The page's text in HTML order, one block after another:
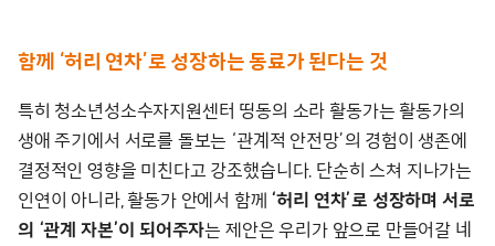
함께 ‘허리 연차’로 성장하는 동료가 된다는 것
특히 청소년성소수자지원센터 띵동의 소라 활동가는 활동가의
생애 주기에서 서로를 돌보는 ‘관계적 안전망’의 경험이 생존에
결정적인 영향을 미친다고 강조했습니다. 단순히 스쳐 지나가는
인연이 아니라, 활동가 안에서 함께 ‘허리 연차’로 성장하며 서로
의 ‘관계 자본’이 되어주자는 제안은 우리가 앞으로 만들어갈 네